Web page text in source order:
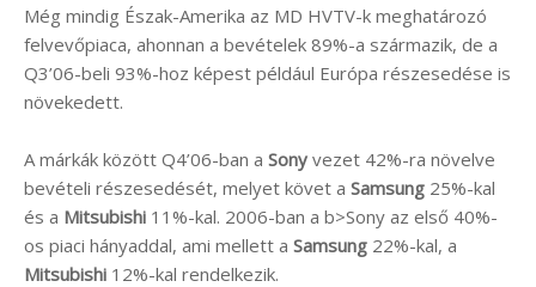
Még mindig Észak-Amerika az MD HVTV-k meghatározó
felvevőpiaca, ahonnan a bevételek 89%-a származik, de a
Q3’06-beli 93%-hoz képest például Európa részesedése is
növekedett.
A márkák között Q4’06-ban a Sony vezet 42%-ra növelve
bevételi részesedését, melyet követ a Samsung 25%-kal
és a Mitsubishi 11%-kal. 2006-ban a b>Sony az első 40%-
os piaci hányaddal, ami mellett a Samsung 22%-kal, a
Mitsubishi 12%-kal rendelkezik.